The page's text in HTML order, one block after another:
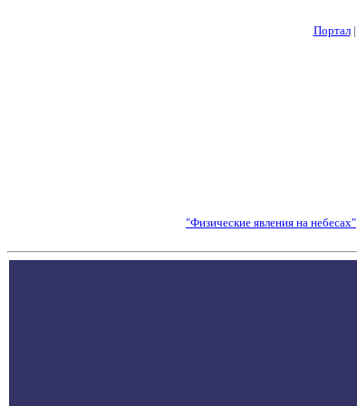
Портал|
"Физические явления на небесах"